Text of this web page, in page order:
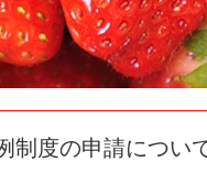
制度の申請につい